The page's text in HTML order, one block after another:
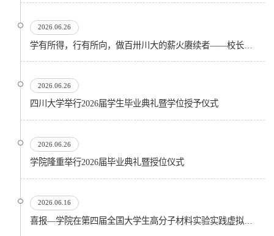
2026.06.26
2026.06.26
四川大学举行2026届学生毕业典礼暨学位授予仪式
2026.06.26
​学院隆重举行2026届毕业典礼暨授位仪式
2026.06.16